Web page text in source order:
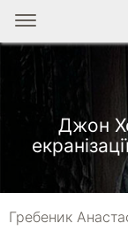
Джон
Гребеник